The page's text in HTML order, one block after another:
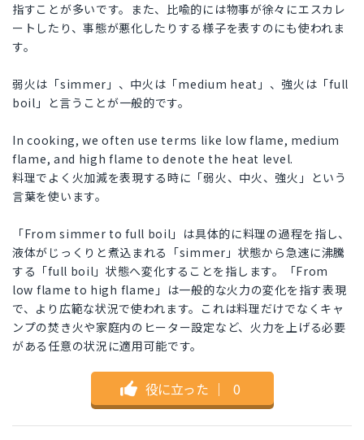
指すことが多いです。また、比喩的には物事が徐々にエスカレ
ートしたり、事態が悪化したりする様子を表すのにも使われま
す。
弱火は「simmer」、中火は「medium heat」、強火は「full
boil」と言うことが一般的です。
In cooking, we often use terms like low flame, medium
flame, and high flame to denote the heat level.
料理でよく火加減を表現する時に「弱火、中火、強火」という
言葉を使います。
「From simmer to full boil」は具体的に料理の過程を指し、
液体がじっくりと煮込まれる「simmer」状態から急速に沸騰
する「full boil」状態へ変化することを指します。「From
low flame to high flame」は一般的な火力の変化を指す表現
で、より広範な状況で使われます。これは料理だけでなくキャ
ンプの焚き火や家庭内のヒーター設定など、火力を上げる必要
がある任意の状況に適用可能です。
役に立った ｜ 0